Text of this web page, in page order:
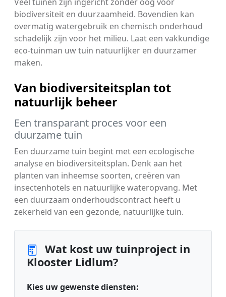
biodiversiteit en duurzaamheid. Bovendien kan
overmatig watergebruik en chemisch onderhoud
schadelijk zijn voor het milieu. Laat een vakkundige
eco-tuinman uw tuin natuurlijker en duurzamer
maken.
Van biodiversiteitsplan tot
natuurlijk beheer
Een transparant proces voor een
duurzame tuin
Een duurzame tuin begint met een ecologische
analyse en biodiversiteitsplan. Denk aan het
planten van inheemse soorten, creëren van
insectenhotels en natuurlijke wateropvang. Met
een duurzaam onderhoudscontract heeft u
zekerheid van een gezonde, natuurlijke tuin.
Wat kost uw tuinproject in
Klooster Lidlum?
Kies uw gewenste diensten: